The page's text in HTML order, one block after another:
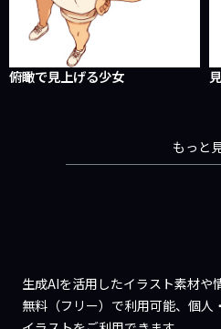
俯瞰で見上げる少女
もっと
生成AIを活用したイラスト素材や
無料（フリー）で利用可能、個人